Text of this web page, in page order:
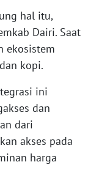
hal itu,
Dairi. Saat
ekosistem
kopi.
ini
dan
dari
akses pada
harga